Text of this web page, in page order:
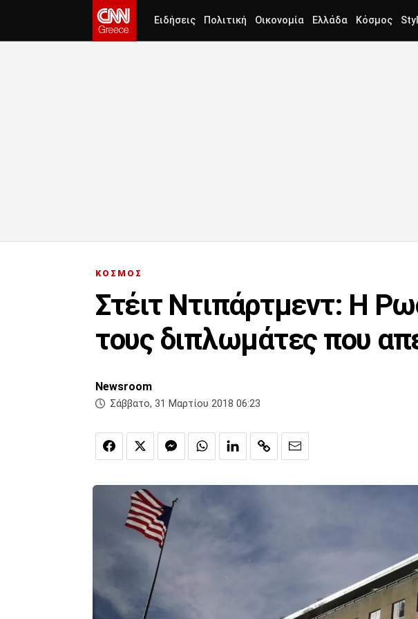
Ειδήσεις Πολιτική Οικονομία Ελλάδα Κόσμος
ΚΟΣΜΟΣ
Στέιτ Ντιπάρτμεντ: Η
τους διπλωμάτες που
Newsroom
Σάββατο, 31 Μαρτίου 2018 06:23